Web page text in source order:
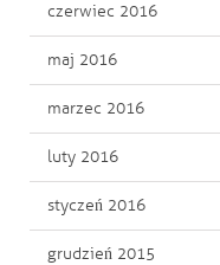
czerwiec 2016
maj 2016
marzec 2016
luty 2016
styczeń 2016
grudzień 2015